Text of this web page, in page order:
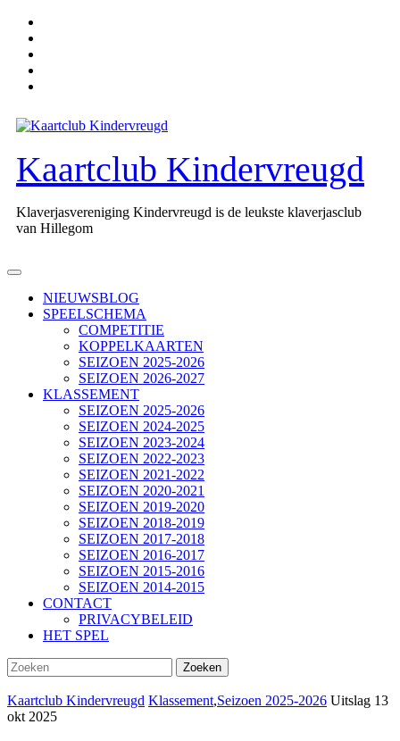
naar
inhoud
Kaartclub Kindervreugd
Klaverjasvereniging Kindervreugd is de leukste klaverjasclub
van Hillegom
Open
NIEUWSBLOG
SPEELSCHEMA
COMPETITIE
KOPPELKAARTEN
SEIZOEN 2025-2026
SEIZOEN 2026-2027
KLASSEMENT
SEIZOEN 2025-2026
SEIZOEN 2024-2025
SEIZOEN 2023-2024
SEIZOEN 2022-2023
SEIZOEN 2021-2022
SEIZOEN 2020-2021
SEIZOEN 2019-2020
SEIZOEN 2018-2019
SEIZOEN 2017-2018
SEIZOEN 2016-2017
SEIZOEN 2015-2016
SEIZOEN 2014-2015
CONTACT
PRIVACYBELEID
HET SPEL
SLUIT
KNOP
Zoek
naar:
Kaartclub Kindervreugd Klassement,Seizoen 2025-2026 Uitslag 13
okt 2025